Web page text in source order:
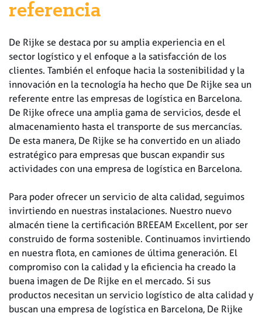
referencia
De Rijke se destaca por su amplia experiencia en el
sector logístico y el enfoque a la satisfacción de los
clientes. También el enfoque hacia la sostenibilidad y la
innovación en la tecnología ha hecho que De Rijke sea un
referente entre las empresas de logística en Barcelona.
De Rijke ofrece una amplia gama de servicios, desde el
almacenamiento hasta el transporte de sus mercancías.
De esta manera, De Rijke se ha convertido en un aliado
estratégico para empresas que buscan expandir sus
actividades con una empresa de logística en Barcelona.
Para poder ofrecer un servicio de alta calidad, seguimos
invirtiendo en nuestras instalaciones. Nuestro nuevo
almacén tiene la certificación BREEAM Excellent, por ser
construido de forma sostenible. Continuamos invirtiendo
en nuestra flota, en camiones de última generación. El
compromiso con la calidad y la eficiencia ha creado la
buena imagen de De Rijke en el mercado. Si sus
productos necesitan un servicio logístico de alta calidad y
buscan una empresa de logística en Barcelona, De Rijke